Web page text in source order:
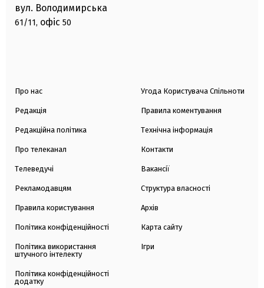
вул. Володимирська
61/11, офіс 50
Про нас
Редакція
Редакційна політика
Про телеканал
Телеведучі
Рекламодавцям
Правила користування
Політика конфіденційності
Політика використання
штучного інтелекту
Політика конфіденційності
додатку
Угода Користувача Спільноти
Правила коментування
Технічна інформація
Контакти
Вакансії
Структура власності
Архів
Карта сайту
Ігри